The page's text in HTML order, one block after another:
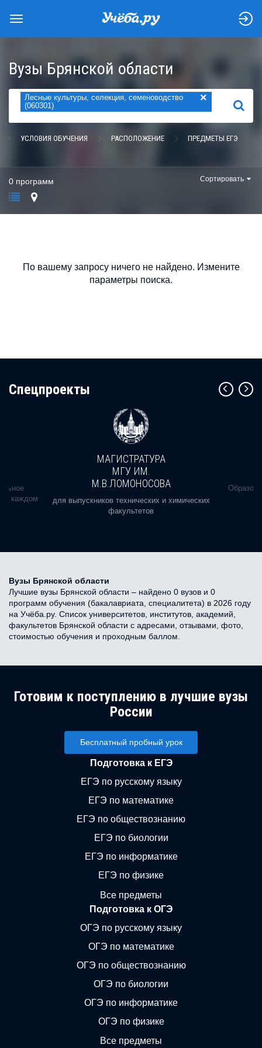
Вузы Брянской области
Лесные культуры, селекция, семеноводство
(060301)
×
НАЙТИ
УСЛОВИЯ ОБУЧЕНИЯ РАСПОЛОЖЕНИЕ ПРЕДМЕТЫ ЕГЭ
0 программ Сортировать
По вашему запросу ничего не найдено. Измените
параметры поиска.
Cпецпроекты
в каждом
МАГИСТРАТУРА
МГУ ИМ.
М.В.ЛОМОНОСОВА
для выпускников технических и химических
факультетов
Вузы Брянской области
Лучшие вузы Брянской области – найдено 0 вузов и 0
программ обучения (бакалавриата, специалитета) в 2026 году
на Учёба.ру. Список университетов, институтов, академий,
факультетов Брянской области с адресами, отзывами, фото,
стоимостью обучения и проходным баллом.
Готовим к поступлению в лучшие вузы
России
Бесплатный пробный урок
Подготовка к ЕГЭ
ЕГЭ по русскому языку
ЕГЭ по математике
ЕГЭ по обществознанию
ЕГЭ по биологии
ЕГЭ по информатике
ЕГЭ по физике
Все предметы
Подготовка к ОГЭ
ОГЭ по русскому языку
ОГЭ по математике
ОГЭ по обществознанию
ОГЭ по биологии
ОГЭ по информатике
ОГЭ по физике
Все предметы